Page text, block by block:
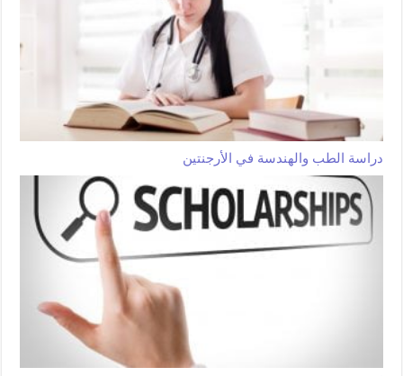
دراسة الطب والهندسة في الأرجنتين